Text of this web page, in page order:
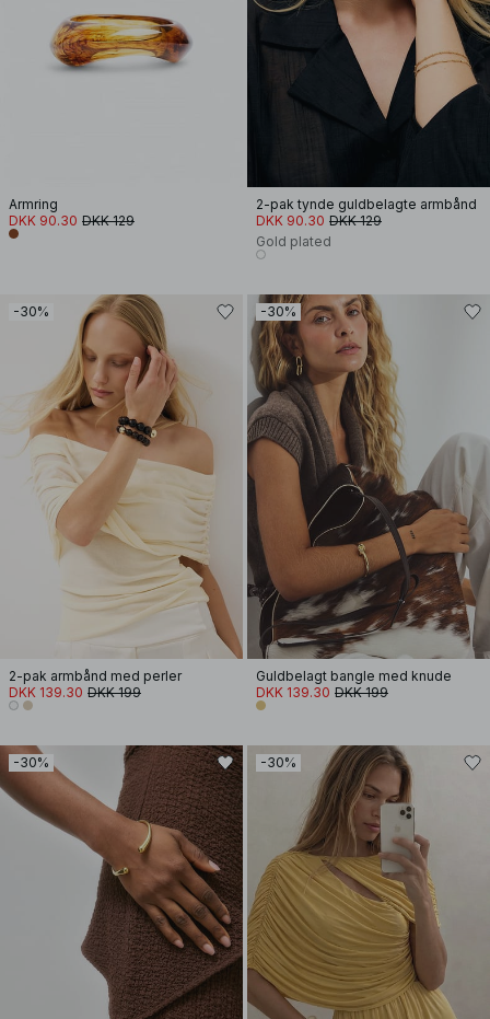
Armring
DKK 90.30 DKK 129
2-pak tynde guldbelagte armbånd
DKK 90.30 DKK 129
Gold plated
-30%
2-pak armbånd med perler
DKK 139.30 DKK 199
-30%
Guldbelagt bangle med knude
DKK 139.30 DKK 199
-30% -30%